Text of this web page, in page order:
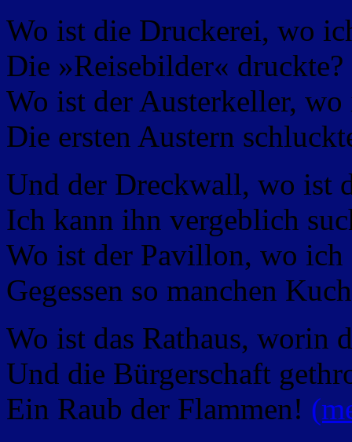
Wo ist die Druckerei, wo
Die »Reisebilder« druckte?
Wo ist der Austerkeller, wo
Die ersten Austern
Und der Dreckwall, wo ist
Ich kann ihn vergeblich
Wo ist der Pavillon, wo ich
Gegessen so manchen
Wo ist das Rathaus, worin
Und die Bürgerschaft
Ein Raub der Flammen!